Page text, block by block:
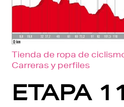
Tienda de ropa de
Carreras y perfiles
ETAPA